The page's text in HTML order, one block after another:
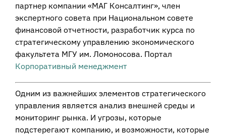
партнер компании «МАГ Консалтинг», член
экспертного совета при Национальном совете
финансовой отчетности, разработчик курса по
стратегическому управлению экономического
факультета МГУ им. Ломоносова. Портал
Корпоративный менеджмент
Одним из важнейших элементов стратегического
управления является анализ внешней среды и
мониторинг рынка. И угрозы, которые
подстерегают компанию, и возможности, которые